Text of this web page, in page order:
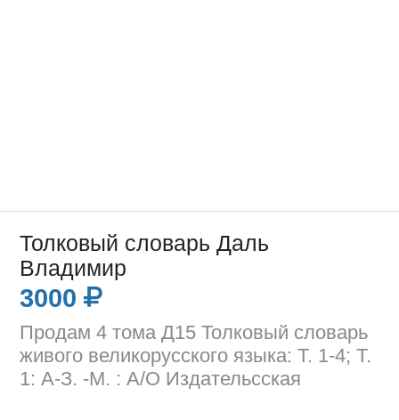
Толковый словарь Даль
Владимир
3000
Продам 4 тома Д15 Толковый словарь
живого великорусского языка: Т. 1-4; Т.
1: А-З. -М. : А/О Издательсская